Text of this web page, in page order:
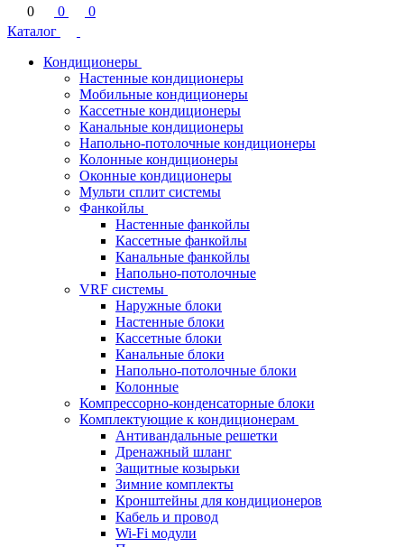
0 0
0
Каталог
Кондиционеры
Настенные кондиционеры
Мобильные кондиционеры
Кассетные кондиционеры
Канальные кондиционеры
Напольно-потолочные кондиционеры
Колонные кондиционеры
Оконные кондиционеры
Мульти сплит системы
Фанкойлы
Настенные фанкойлы
Кассетные фанкойлы
Канальные фанкойлы
Напольно-потолочные
VRF системы
Наружные блоки
Настенные блоки
Кассетные блоки
Канальные блоки
Напольно-потолочные блоки
Колонные
Компрессорно-конденсаторные блоки
Комплектующие к кондиционерам
Антивандальные решетки
Дренажный шланг
Защитные козырьки
Зимние комплекты
Кронштейны для кондиционеров
Кабель и провод
Wi-Fi модули